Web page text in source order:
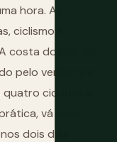
hora. As
ciclismo e
costa do Mar do
pelo vento que
cidades e
vá com
dois dias